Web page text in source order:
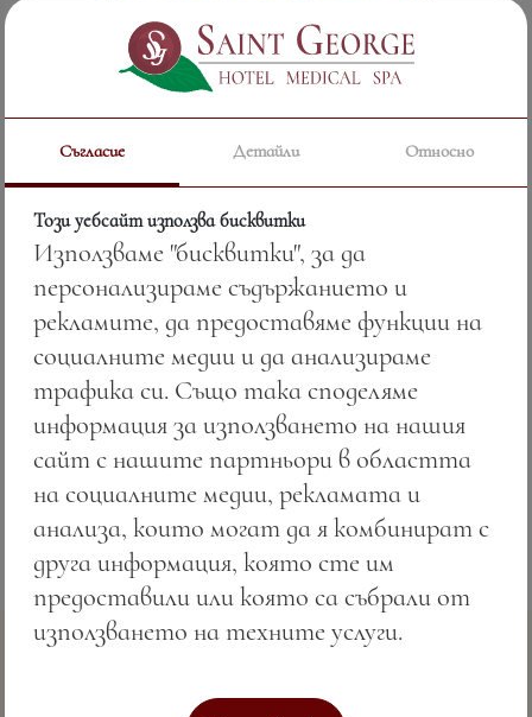
13.69 лв. / 7.00 €
Тегло:300.00 гр.
Алергени:
7 —Мляко и млечни продукти.
Съгласие Детайли Относно
Този уебсайт използва бисквитки
Използваме "бисквитки", за да
персонализираме съдържанието и
рекламите, да предоставяме функции на
социалните медии и да анализираме
трафика си. Също така споделяме
информация за използването на нашия
сайт с нашите партньори в областта
на социалните медии, рекламата и
анализа, които могат да я комбинират с
друга информация, която сте им
предоставили или която са събрали от
използването на техните услуги.